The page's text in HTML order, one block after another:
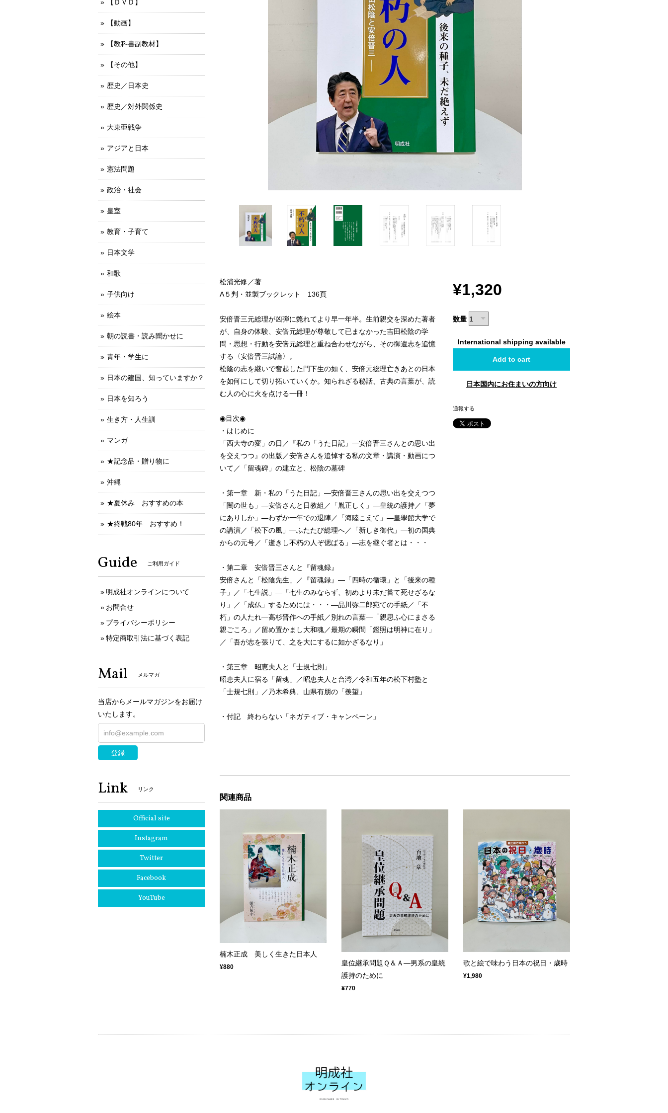
松浦光修／著
A５判・並製ブックレット 136頁
安倍晋三元総理が凶弾に斃れてより早一年半。生前親交を深めた著者
が、自身の体験、安倍元総理が尊敬して已まなかった吉田松陰の学
問・思想・行動を安倍元総理と重ね合わせながら、その御遺志を追憶
する〈安倍晋三試論〉。
松陰の志を継いで奮起した門下生の如く、安倍元総理亡きあとの日本
を如何にして切り拓いていくか。知られざる秘話、古典の言葉が、読
む人の心に火を点ける一冊！
◉目次◉
・はじめに
「西大寺の変」の日／『私の「うた日記」―安倍晋三さんとの思い出
を交えつつ』の出版／安倍さんを追悼する私の文章・講演・動画につ
いて／「留魂碑」の建立と、松陰の墓碑
・第一章 新・私の「うた日記」―安倍晋三さんの思い出を交えつつ
「闇の世も」―安倍さんと日教組／「胤正しく」―皇統の護持／「夢
にありしか」―わずか一年での退陣／「海陸こえて」―皇學館大学で
の講演／「松下の風」―ふたたび総理へ／「新しき御代」―初の国典
からの元号／「逝きし不朽の人ぞ偲ばる」―志を継ぐ者とは・・・
・第二章 安倍晋三さんと『留魂録』
安倍さんと「松陰先生」／『留魂録』―「四時の循環」と「後来の種
子」／「七生説」―「七生のみならず、初めより未だ嘗て死せざるな
り」／「成仏」するためには・・・―品川弥二郎宛ての手紙／「不
朽」の人たれ―高杉晋作への手紙／別れの言葉―「親思ふ心にまさる
親ごころ」／留め置かまし大和魂／最期の瞬間「鑑照は明神に在り」
／「吾が志を張りて、之を大にするに如かざるなり」
・第三章 昭恵夫人と「士規七則」
昭恵夫人に宿る「留魂」／昭恵夫人と台湾／令和五年の松下村塾と
「士規七則」／乃木希典、山県有朋の「羨望」
・付記 終わらない「ネガティブ・キャンペーン」
¥1,320
数量
International shipping available
Add to cart
日本国内にお住まいの方向け
通報する
関連商品
楠木正成 美しく生きた日本人
¥880
皇位継承問題Ｑ＆Ａ―男系の皇統
護持のために
¥770
歌と絵で味わう日本の祝日・歳時
¥1,980
【ＤＶＤ】
【動画】
【教科書副教材】
【その他】
歴史／日本史
歴史／対外関係史
大東亜戦争
アジアと日本
憲法問題
政治・社会
皇室
教育・子育て
日本文学
和歌
子供向け
絵本
朝の読書・読み聞かせに
青年・学生に
日本の建国、知っていますか？
日本を知ろう
生き方・人生訓
マンガ
★記念品・贈り物に
沖縄
★夏休み おすすめの本
★終戦80年 おすすめ！
Guide ご利用ガイド
明成社オンラインについて
お問合せ
プライバシーポリシー
特定商取引法に基づく表記
Mail メルマガ
当店からメールマガジンをお届け
いたします。
登録
Link リンク
Official site
Instagram
Twitter
Facebook
YouTube